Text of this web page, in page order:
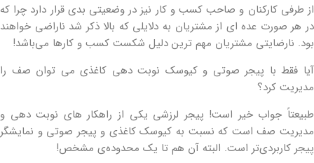
از طرفی کارکنان و صاحب کسب و کار نیز در وضعیتی بدی قرار دارد چرا که
در هر صورت عده ای از مشتریان به دلایلی که بالا ذکر شد ناراضی خواهند
بود. نارضایتی مشتریان مهم ترین دلیل شکست کسب و کارها می‌باشد!
آیا فقط با پیجر صوتی و کیوسک نوبت دهی کاغذی می توان صف را
مدیریت کرد؟
طبیعتاً جواب خیر است! پیجر لرزشی یکی از راهکار های نوبت دهی و
مدیریت صف است که نسبت به کیوسک کاغذی و پیجر صوتی و نمایشگر
پیجر کاربردی‌تر است. البته آن هم تا یک محدوده‌ی مشخص!